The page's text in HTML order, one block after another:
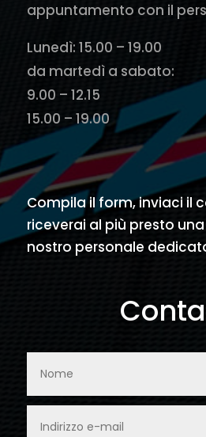
appuntamento con il
Lunedì: 15.00 – 19.00
da martedì a sabato:
9.00 – 12.15
15.00 – 19.00
Compila il form, inviaci il
riceverai al più presto
nostro personale